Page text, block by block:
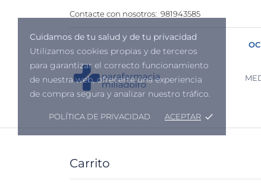
Cuidamos de tu salud y de tu privacidad
Utilizamos cookies propias y de terceros
para garantizar el correcto funcionamiento
de nuestra web, ofrecerte una experiencia
de compra segura y analizar nuestro tráfico.
POLÍTICA DE PRIVACIDAD ACEPTAR done
Contacte con nosotros: 981943585
Carrito